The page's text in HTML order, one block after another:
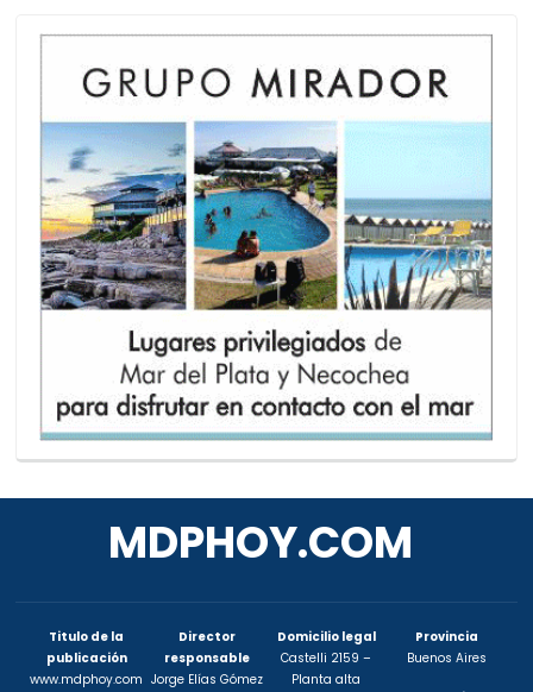
MDPHOY.COM
Titulo de la
publicación
www.mdphoy.com
Director
responsable
Jorge Elías Gómez
Domicilio legal
Castelli 2159 –
Planta alta
Provincia
Buenos Aires